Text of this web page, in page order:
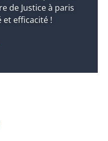
de Justice à paris
et efficacité !